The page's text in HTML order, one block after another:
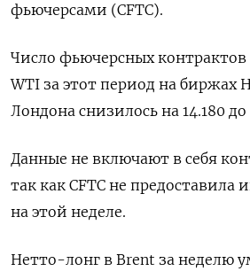
фьючерсами (CFTC).
Число фьючерсных
WTI за этот период на биржах
Лондона снизилось на 14.180 до
Данные не включают в себя
так как CFTC не
на этой неделе.
Нетто-лонг в Brent за неделю